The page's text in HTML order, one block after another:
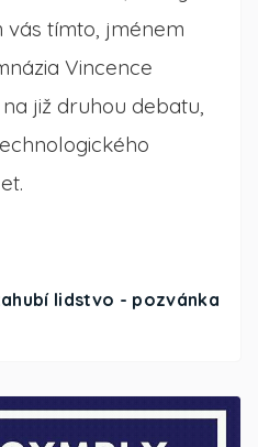
lidstvo - pozvánka
tímto, jménem
Vincence
již druhou debatu,